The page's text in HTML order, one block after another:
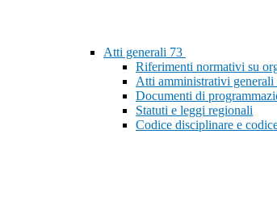
Atti generali 73
Riferimenti normativi su
Atti amministrativi generali
Documenti di
Statuti e leggi regionali
Codice disciplinare e